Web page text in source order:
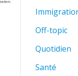
Off-topic
Quotidien
Santé